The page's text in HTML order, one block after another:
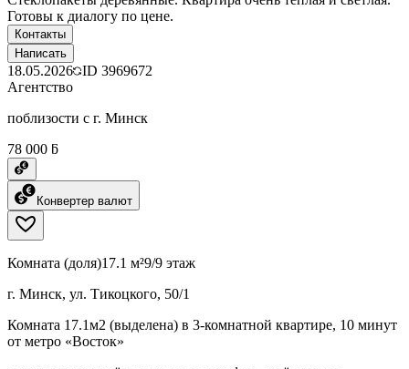
Готовы к диалогу по цене.
Контакты
Написать
18.05.2026 ID 3969672
Агентство
поблизости с г. Минск
78 000 ƃ
Конвертер валют
Комната (доля)17.1 м²9/9 этаж
г. Минск, ул. Тикоцкого, 50/1
Комната 17.1м2 (выделена) в 3-комнатной квартире, 10 минут
от метро «Восток»